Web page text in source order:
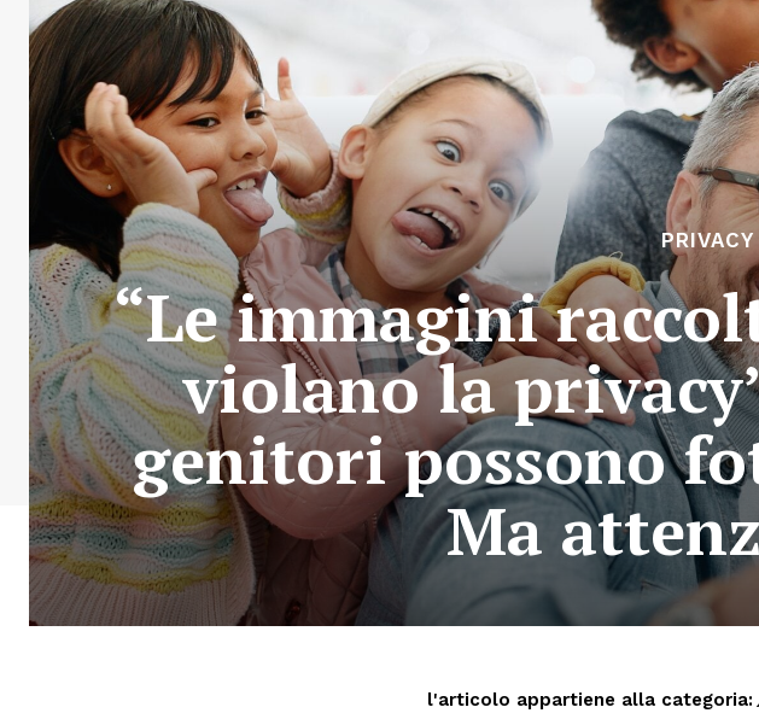
“Le immagini
violano la
genitori possono
Ma
l'articolo appartiene alla categoria: